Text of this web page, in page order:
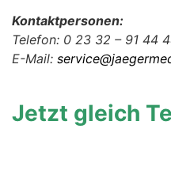
Kontaktpersonen:
Telefon: 0 23 32 – 91 44
E-Mail:
Jetzt gleich